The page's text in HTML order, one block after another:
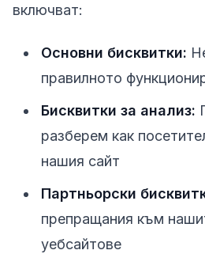
включват:
Основни бисквитки:
правилното
Бисквитки за анализ:
разберем как
нашия сайт
Партньорски
препращания към
уебсайтове